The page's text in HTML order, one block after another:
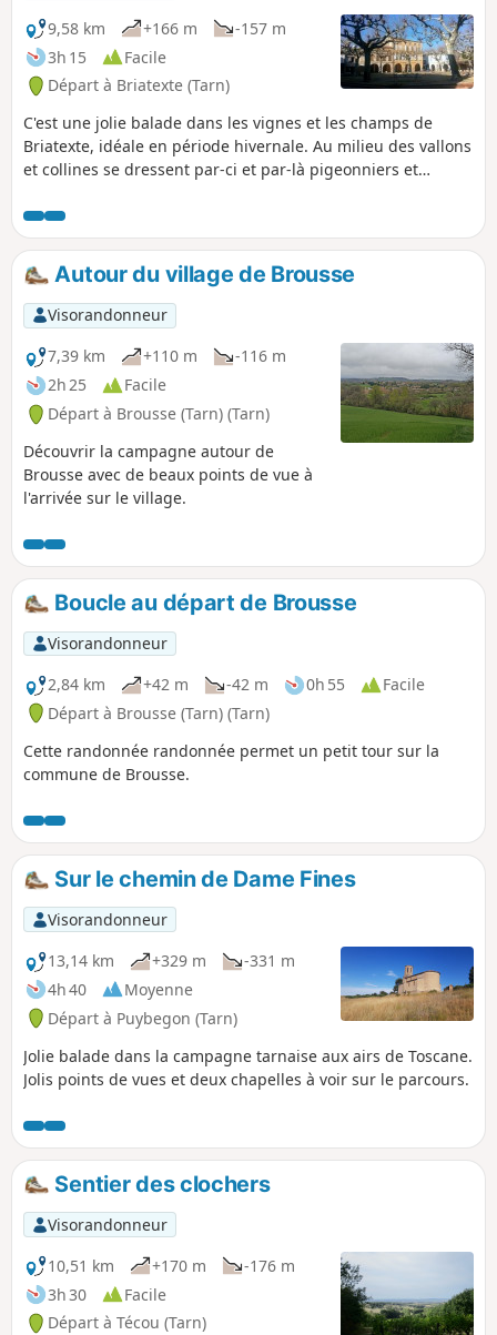
9,58 km
+166 m
-157 m
3h 15
Facile
Départ à Briatexte (Tarn)
C'est une jolie balade dans les vignes et les champs de
Briatexte, idéale en période hivernale. Au milieu des vallons
et collines se dressent par-ci et par-là pigeonniers et
n'enlèvent rien au charme de ces paysages champêtres.
Autour du village de Brousse
Visorandonneur
7,39 km
+110 m
-116 m
2h 25
Facile
Départ à Brousse (Tarn) (Tarn)
Découvrir la campagne autour de
Brousse avec de beaux points de vue à
l'arrivée sur le village.
Boucle au départ de Brousse
Visorandonneur
2,84 km
+42 m -42 m 0h 55
Facile
Départ à Brousse (Tarn) (Tarn)
Cette randonnée randonnée permet un petit tour sur la
commune de Brousse.
Sur le chemin de Dame Fines
Visorandonneur
13,14 km
+329 m
-331 m
4h 40
Moyenne
Départ à Puybegon (Tarn)
Jolie balade dans la campagne tarnaise aux airs de Toscane.
Jolis points de vues et deux chapelles à voir sur le parcours.
Sentier des clochers
Visorandonneur
10,51 km
+170 m
-176 m
3h 30
Facile
Départ à Técou (Tarn)